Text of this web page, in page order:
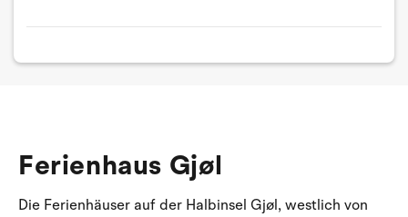
Ferienhaus Gjøl
Die Ferienhäuser auf der Halbinsel Gjøl, westlich von